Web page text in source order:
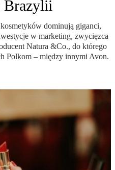
Brazylii
dominują giganci,
w marketing, zwycięzca
Natura &Co., do którego
Polkom – między innymi Avon.